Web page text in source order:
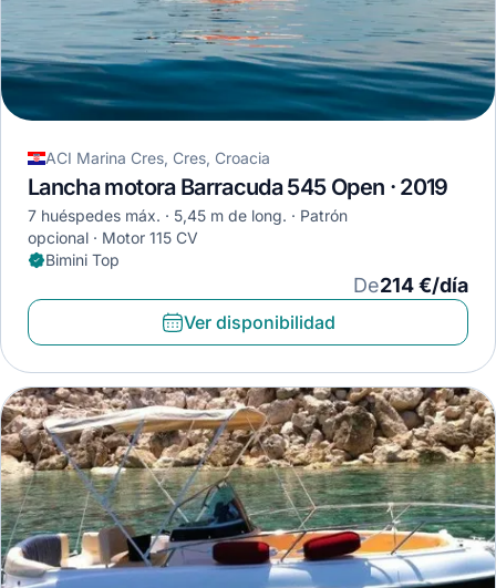
ACI Marina Cres, Cres, Croacia
Lancha motora Barracuda 545 Open · 2019
7 huéspedes máx. 5,45 m de long.
Patrón
opcional
Motor 115 CV
Bimini Top
De214 €/día
Ver disponibilidad